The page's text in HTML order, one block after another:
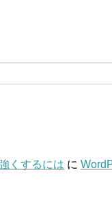
くするには に